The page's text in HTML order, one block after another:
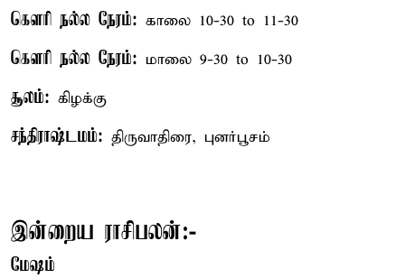
கௌரி நல்ல நேரம்: காலை 10-30 to 11-30
கௌரி நல்ல நேரம்: மாலை 9-30 to 10-30
சூலம்: கிழக்கு
சந்திராஷ்டமம்: திருவாதிரை, புனர்பூசம்
இன்றைய ராசிபலன்:-
மேஷம்